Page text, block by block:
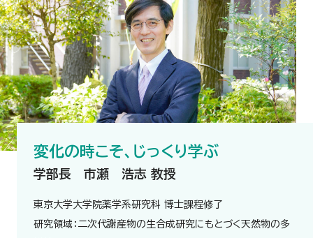
変化の時こそ、じっくり学ぶ
学部長 市瀬 浩志 教授
東京大学大学院薬学系研究科 博士課程修了
研究領域：二次代謝産物の生合成研究にもとづく天然物の多